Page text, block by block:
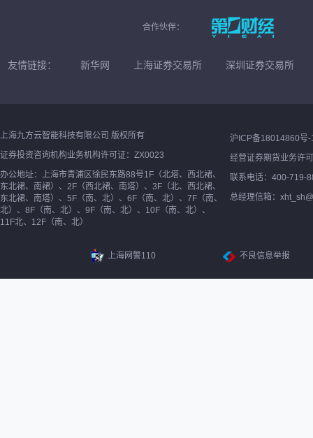
合作伙伴：
友情链接： 新华网 上海证券交易所 深圳证券交易所
上海九方云智能科技有限公司 版权所有
证券投资咨询机构业务机构许可证：ZX0023
办公地址：上海市青浦区徐民东路88号1F（北塔、西北裙、
东北裙、南裙）、2F（西北裙、南塔）、3F（北、西北裙、
东北裙、南塔）、5F（南、北）、6F（南、北）、7F（南、
北）、8F（南、北）、9F（南、北）、10F（南、北）、
11F北、12F（南、北）
沪ICP备18014860号-
经营证券期货业务许
联系电话：400-719-
总经理信箱：
上海网警110 不良信息举报